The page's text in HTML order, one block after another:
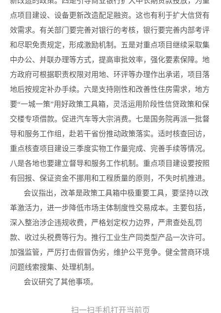
点项目建设、设备更新改造配足融资。这也有利于扩大信贷有
效需求。有关部门要完善对银行的考核，银行要完善内部考评
和尽职免责规定，形成激励机制。五是对重点项目继续采取集
中办公、并联办理等方式，提高审批效率，强化要素保障。地
方政府可根据职责权限对用地、环评等办理作出承诺，项目落
地后按规定补办手续。六是支持刚性和改善性住房需求，地方
要“一城一策”用好政策工具箱，灵活运用阶段性信贷政策和保
交楼专项借款。促进汽车等大宗消费。七是国务院再派一批督
导和服务工作组，赴若干省份推动政策落实。适时核查回访，
重点核查项目建设三季度实物工作量完成、完善手续等情况。
八是各地也要建立督导和服务工作机制。重点项目建设要按照
有回报、保证资金不挪用和工程质量的原则，不失时机推进。
会议指出，改革是政策工具箱中极重要工具，要坚持以改
革激活力，进一步降低市场主体制度性交易成本。主要包括，
深入整治涉企违规收费，严格划定权力边界，严肃查处乱罚
款、收过头税费等行为。推行工业生产同类型产品一次许可。
加强监管，严厉打击假冒伪劣，维护公平竞争。健全营商环境
问题线索搜集、处理机制。
会议研究了其他事项。
扫一扫手机打开当前页